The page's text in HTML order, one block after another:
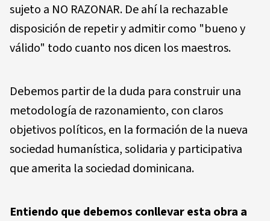
sujeto a NO RAZONAR. De ahí la rechazable
disposición de repetir y admitir como "bueno y
válido" todo cuanto nos dicen los maestros.
Debemos partir de la duda para construir una
metodología de razonamiento, con claros
objetivos políticos, en la formación de la nueva
sociedad humanística, solidaria y participativa
que amerita la sociedad dominicana.
Entiendo que debemos conllevar esta obra a